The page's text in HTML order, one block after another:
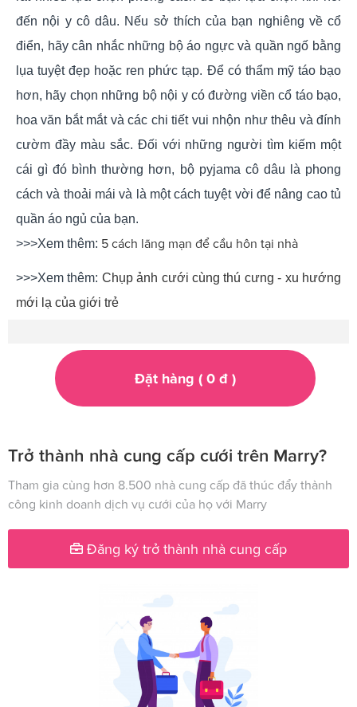
đến nội y cô dâu. Nếu sở thích của bạn nghiêng về cổ
điển, hãy cân nhắc những bộ áo ngực và quần ngố bằng
lụa tuyệt đẹp hoặc ren phức tạp. Để có thẩm mỹ táo bạo
hơn, hãy chọn những bộ nội y có đường viền cổ táo bạo,
hoa văn bắt mắt và các chi tiết vui nhộn như thêu và đính
cườm đầy màu sắc. Đối với những người tìm kiếm một
cái gì đó bình thường hơn, bộ pyjama cô dâu là phong
cách và thoải mái và là một cách tuyệt vời để nâng cao tủ
quần áo ngủ của bạn.
>>>Xem thêm: 5 cách lãng mạn để cầu hôn tại nhà
>>>Xem thêm: Chụp ảnh cưới cùng thú cưng - xu hướng
mới lạ của giới trẻ
Đặt hàng ( 0đ )
Trở thành nhà cung cấp cưới trên Marry?
Tham gia cùng hơn 8.500 nhà cung cấp đã thúc đẩy thành
công kinh doanh dịch vụ cưới của họ với Marry
Đăng ký trở thành nhà cung cấp